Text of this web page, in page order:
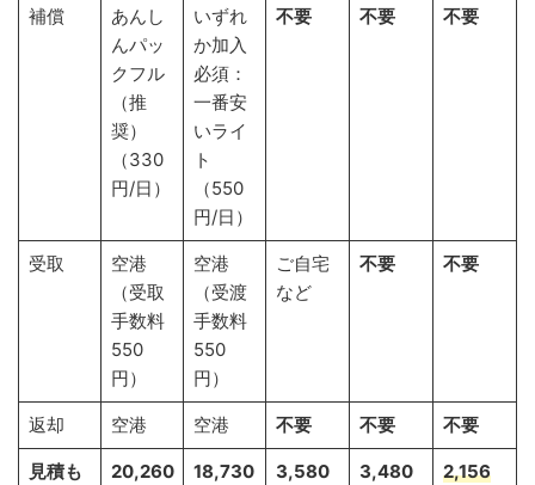
補償
あんし
んパッ
クフル
（推
奨）
（330
円/日）
いずれ
か加入
必須：
一番安
いライ
ト
（550
円/日）
不要 不要 不要
受取
空港
（受取
手数料
550
円）
空港
（受渡
手数料
550
円）
ご自宅
など
不要 不要
返却 空港 空港 不要 不要 不要
見積も
20,260
18,730
3,580
3,480
2,156